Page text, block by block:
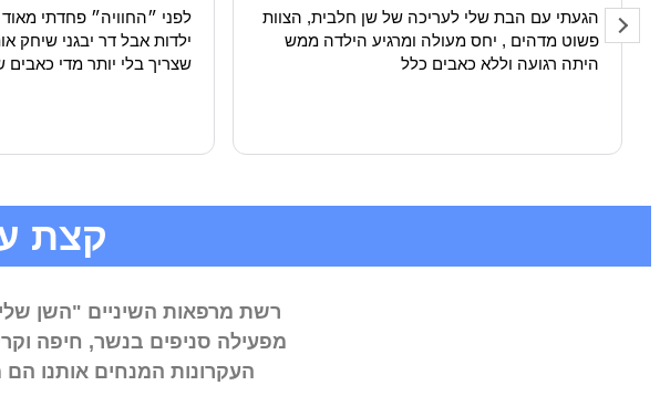
לפני ״החוויה״ פחדתי
ילדות אבל דר יבגני שיחק
שצריך בלי יותר מדי כאבים שאפו!!
הגעתי עם הבת שלי לעריכה של שן חלבית, הצוות
פשוט מדהים , יחס מעולה ומרגיע הילדה ממש
היתה רגועה וללא כאבים כלל
קצת
רשת מרפאות השיניים "השן
מפעילה סניפים בנשר, חיפה
העקרונות המנחים אותנו הם